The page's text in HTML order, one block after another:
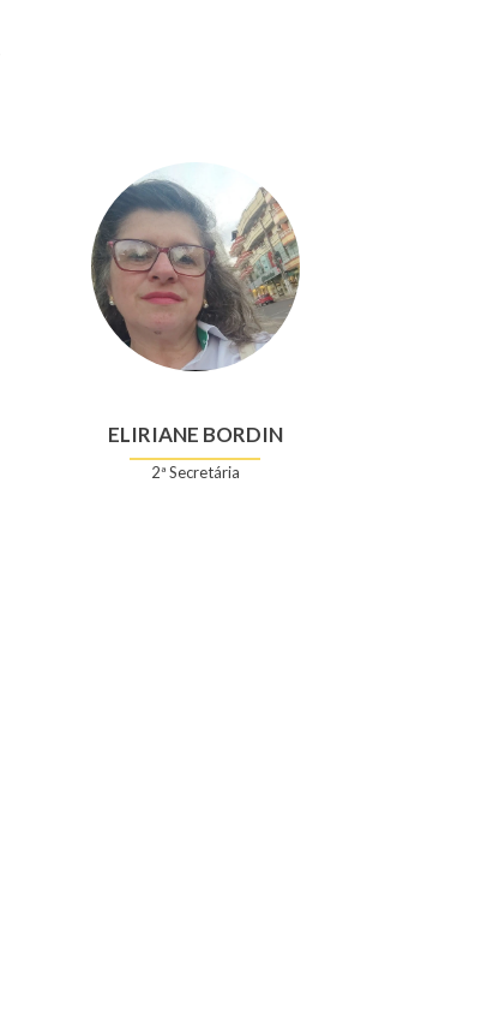
ELIRIANE BORDIN
2ª Secretária